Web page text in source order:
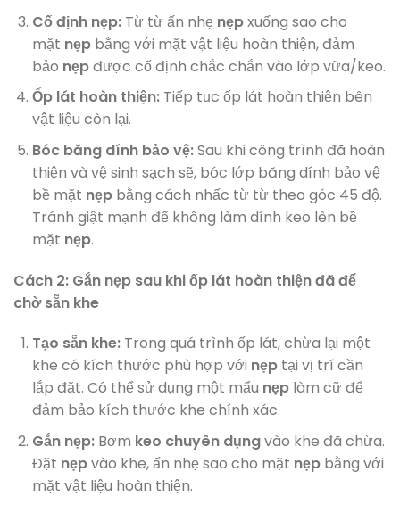
Cố định nẹp:Từ từ ấn nhẹ nẹpxuống sao cho
mặt nẹpbằng với mặt vật liệu hoàn thiện, đảm
bảo nẹpđược cố định chắc chắn vào lớp vữa/keo.
Ốp lát hoàn thiện:Tiếp tục ốp lát hoàn thiện bên
vật liệu còn lại.
Bóc băng dính bảo vệ:Sau khi công trình đã hoàn
thiện và vệ sinh sạch sẽ, bóc lớp băng dính bảo vệ
bề mặt nẹpbằng cách nhấc từ từ theo góc 45 độ.
Tránh giật mạnh để không làm dính keo lên bề
mặt nẹp.
Cách 2: Gắn nẹp sau khi ốp lát hoàn thiện đã để
chờ sẵn khe
Tạo sẵn khe:Trong quá trình ốp lát, chừa lại một
khe có kích thước phù hợp với nẹptại vị trí cần
lắp đặt. Có thể sử dụng một mẩu nẹplàm cữ để
đảm bảo kích thước khe chính xác.
Gắn nẹp:Bơm keo chuyên dụngvào khe đã chừa.
Đặt nẹpvào khe, ấn nhẹ sao cho mặt nẹpbằng với
mặt vật liệu hoàn thiện.